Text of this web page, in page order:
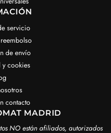
servicio
de envío
y cookies
contacto
MADRID
NO están afiliados, autorizados